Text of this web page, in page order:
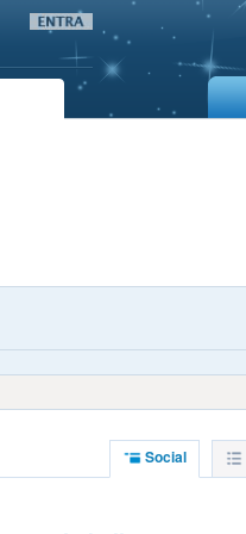
Social